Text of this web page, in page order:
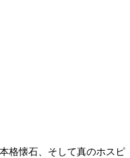
格懐石、そして真のホスピ